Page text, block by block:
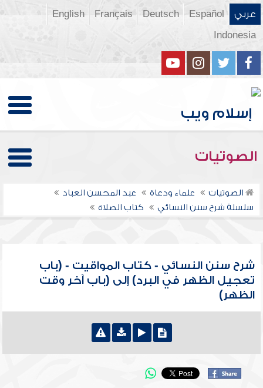
عربي Español
Deutsch
Français
English
Indonesia
الصوتيات
الصوتيات علماء ودعاة
عبد المحسن العباد
سلسلة شرح سنن النسائي
كتاب الصلاة
شرح سنن النسائي - كتاب المواقيت - (باب
تعجيل الظهر في البرد) إلى (باب آخر وقت
الظهر)